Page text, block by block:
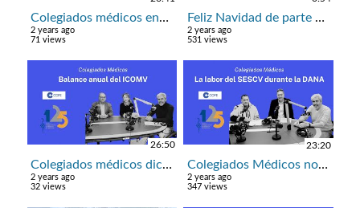
Colegiados médicos enero: la Neumología
2 years ago
71 views
Feliz Navidad de parte del Colegio de Médicos de Valencia. Mensaje de la presidenta Dra. Hurtado
2 years ago
531 views
26:50
Colegiados médicos diciembre: balance anual del ICOMV
2 years ago
32 views
23:20
Colegiados Médicos noviembre: la labor del SESCV durante la DANA
2 years ago
347 views